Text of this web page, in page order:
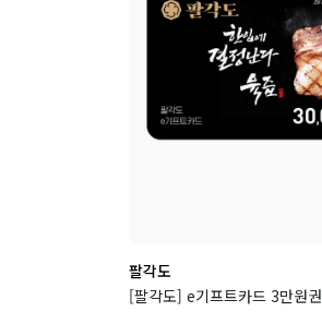
팔각도
[팔각도] e기프트카드 3만원권